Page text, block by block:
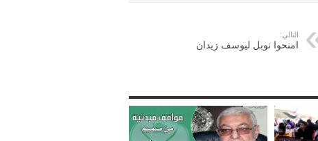
التالي:
امنحوا نوبل ليوسف زيدان